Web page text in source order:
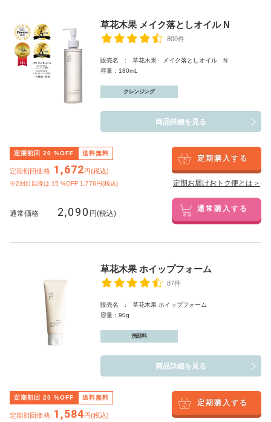
草花木果 メイク落としオイル N
800件
販売名 : 草花木果 メイク落としオイル N
容量：180mL
クレンジング
商品詳細を見る
定期初回 20 %OFF 送料無料
定期初回価格: 1,672円(税込)
※2回目以降は 15 %OFF 1,776円(税込)
定期購入する
定期お届けおトク便とは＞
通常価格 2,090 円(税込) 通常購入する
草花木果 ホイップフォーム
87件
販売名 : 草花木果 ホイップフォーム
容量：90g
洗顔料
商品詳細を見る
定期初回 20 %OFF 送料無料
定期初回価格: 1,584円(税込)
定期購入する